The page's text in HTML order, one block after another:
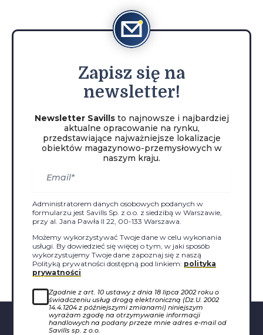
Zapisz się na
newsletter!
Newsletter Savillsto najnowsze i najbardziej
aktualne opracowanie na rynku,
przedstawiające najważniejsze lokalizacje
obiektów magazynowo-przemysłowych w
naszym kraju.
Administratorem danych osobowych podanych w
formularzu jest Savills Sp. z o.o. z siedzibą w Warszawie,
przy al. Jana Pawła II 22, 00-133 Warszawa.
Możemy wykorzystywać Twoje dane w celu wykonania
usługi. By dowiedzieć się więcej o tym, w jaki sposób
wykorzystujemy Twoje dane zapoznaj się z naszą
Polityką prywatności dostępną pod linkiem: polityka
prywatności
Zgodnie z art. 10 ustawy z dnia 18 lipca 2002 roku o
świadczeniu usług drogą elektroniczną (Dz.U. 2002
14.4.1204 z późniejszymi zmianami) niniejszym
wyrażam zgodę na otrzymywanie informacji
handlowych na podany przeze mnie adres e-mail od
Savills sp. z o.o.